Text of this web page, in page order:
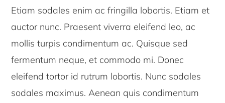
Etiam sodales enim ac fringilla lobortis. Etiam et
auctor nunc. Praesent viverra eleifend leo, ac
mollis turpis condimentum ac. Quisque sed
fermentum neque, et commodo mi. Donec
eleifend tortor id rutrum lobortis. Nunc sodales
sodales maximus. Aenean quis condimentum